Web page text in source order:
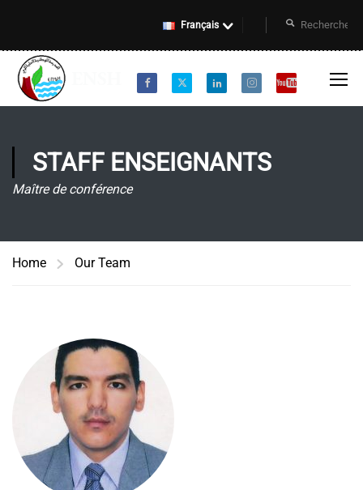
Français
STAFF ENSEIGNANTS
Maître de conférence
Home Our Team